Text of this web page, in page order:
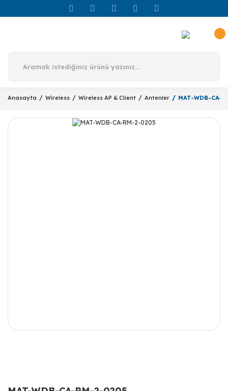
Anasayfa Wireless Wireless AP & Client Antenler MAT-WDB-CA-